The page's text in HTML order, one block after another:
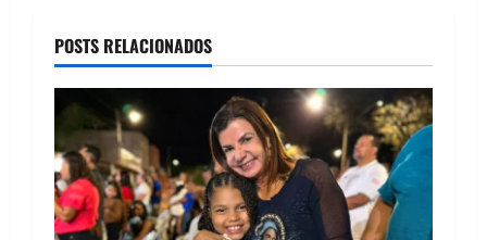
v
i
g
a
t
POSTS RELACIONADOS